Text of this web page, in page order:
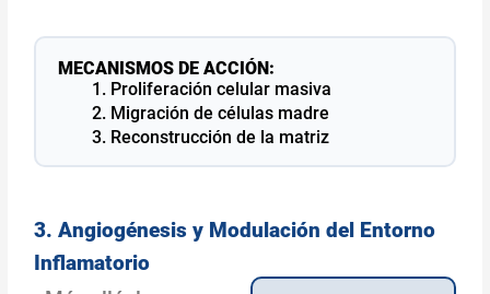
MECANISMOS DE ACCIÓN:
Proliferación celular masiva
Migración de células madre
Reconstrucción de la matriz
3. Angiogénesis y Modulación del Entorno
Inflamatorio